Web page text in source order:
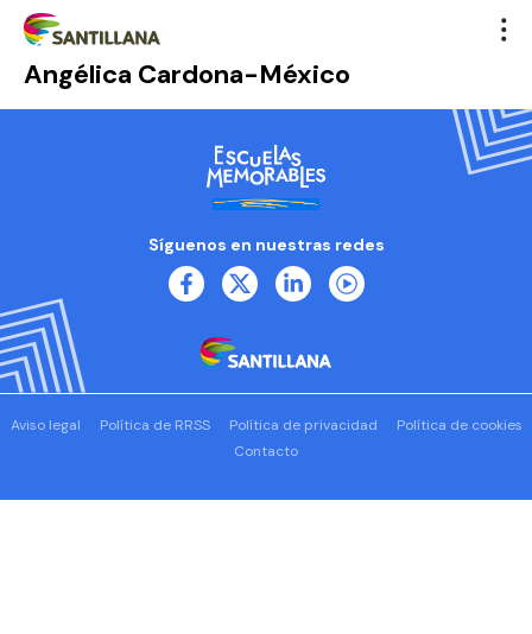
Angélica Cardona-México
Síguenos en nuestras redes
Aviso legal Política de RRSS Política de privacidad
Política de cookies
Contacto